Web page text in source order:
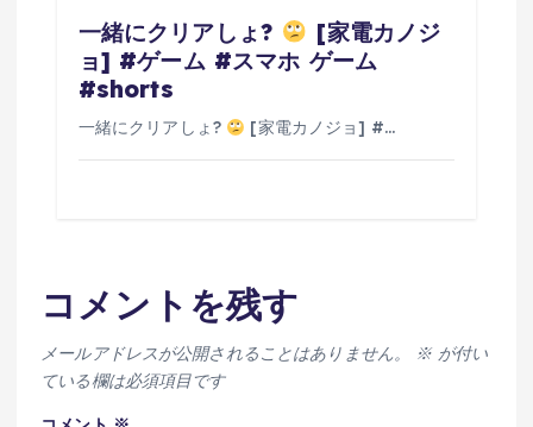
一緒にクリアしょ?
[家電カノジ
ョ] #ゲーム #スマホ ゲーム
#shorts
一緒にクリアしょ? [家電カノジョ] #…
コメントを残す
メールアドレスが公開されることはありません。 ※が付い
ている欄は必須項目です